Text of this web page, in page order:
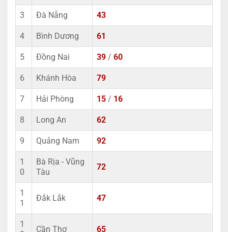
3 Đà Nẵng 43
4 Bình Dương 61
5 Đồng Nai 39 / 60
6 Khánh Hòa 79
7 Hải Phòng 15 / 16
8 Long An 62
9 Quảng Nam 92
1
0
Bà Rịa - Vũng
Tàu
72
1
1
Đắk Lắk 47
1
Cần Thơ 65